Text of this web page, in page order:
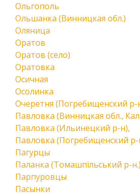
Ольгополь
Ольшанка (Винницкая обл.)
Оляница
Оратов
Оратов (село)
Оратовка
Осичная
Осолинка
Очеретня (Погребищенский р-
Павловка (Винницкая обл.,
Павловка (Ильинецкий р-н),
Павловка (Погребищенский
Пагурцы
Паланка (Томашпільський р-н.)
Парпуровцы
Пасынки